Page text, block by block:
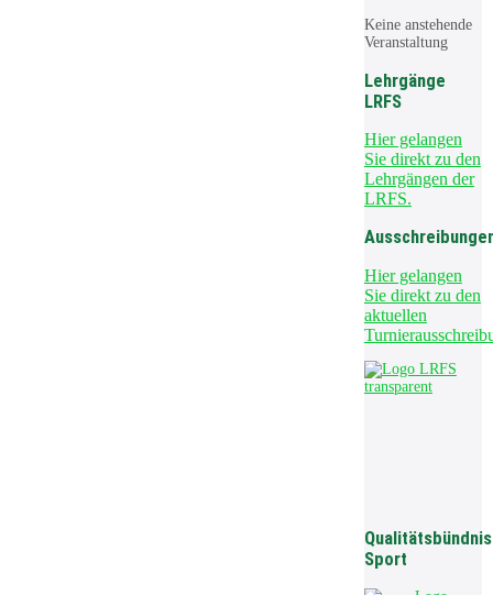
Keine anstehende
Veranstaltung
Lehrgänge
LRFS
Hier gelangen
Sie direkt zu den
Lehrgängen der
LRFS.
Hier gelangen
Sie direkt zu den
aktuellen
Qualitätsbündnis
Sport